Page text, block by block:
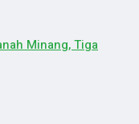
Minang, Tiga